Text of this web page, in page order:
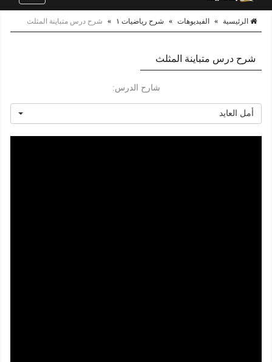
الرئيسية » الفيديوهات » شرح رياضيات ١ » شرح درس متباينة المثلث
شرح درس متباينة المثلث
شارح الدرس:
أمل العايد